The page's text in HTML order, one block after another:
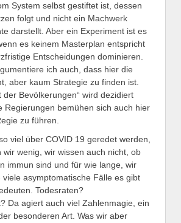
System selbst gestiftet ist, dessen
folgt und nicht ein Machwerk
darstellt. Aber ein Experiment ist es
es keinem Masterplan entspricht
Entscheidungen dominieren.
ich auch, dass hier die
aber kaum Strategie zu finden ist.
der Bevölkerungen“ wird dezidiert
Regierungen bemühen sich auch hier
zu führen.
viel über COVID 19 geredet werden,
wir wenig, wir wissen auch nicht, ob
immun sind und für wie lange, wir
viele asymptomatische Fälle es gibt
Todesraten?
Da agiert auch viel Zahlenmagie, ein
besonderen Art. Was wir aber